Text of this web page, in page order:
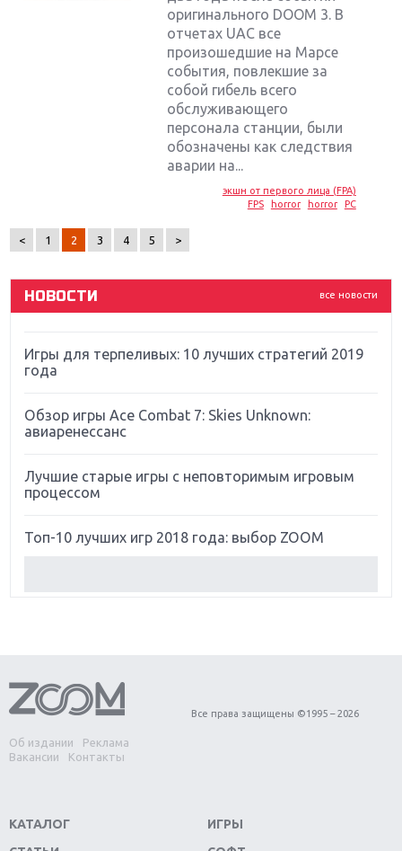
оригинального DOOM 3. В
отчетах UAC все
произошедшие на Марсе
события, повлекшие за
собой гибель всего
обслуживающего
персонала станции, были
обозначены как следствия
аварии на...
экшн от первого лица (FPA)
FPS
horror horror PC
< 1 2 3 4 5 >
все новости
НОВОСТИ
Крупнейшие релизы мая: Nintendo, Microsoft и
Новинки для Nintendo Switch: Labo, South Park и
Far Cry 5: хвалить нельзя ругать
Игры для терпеливых: 10 лучших стратегий 2019
года
Обзор игры Ace Combat 7: Skies Unknown:
авиаренессанс
Лучшие старые игры с неповторимым игровым
процессом
Топ-10 лучших игр 2018 года: выбор ZOOM
Обзор игры Forza Horizon 4: вершина эволюции
Две важных новинки для консолей: Spider-Man и
Divinity Original Sin 2
Switch
Об издании
Реклама
Вакансии
Контакты
Все права защищены ©1995 – 2026
КАТАЛОГ
ИГРЫ